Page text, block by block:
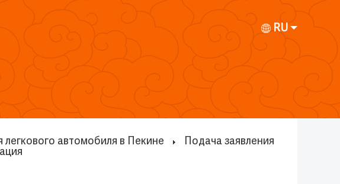
RU
автомобиля в Пекине Подача заявления